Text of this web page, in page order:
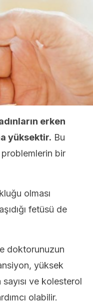
erken
yüksektir. Bu
bir
olması
fetüsü de
doktorunuzun
yüksek
ve kolesterol
olabilir.